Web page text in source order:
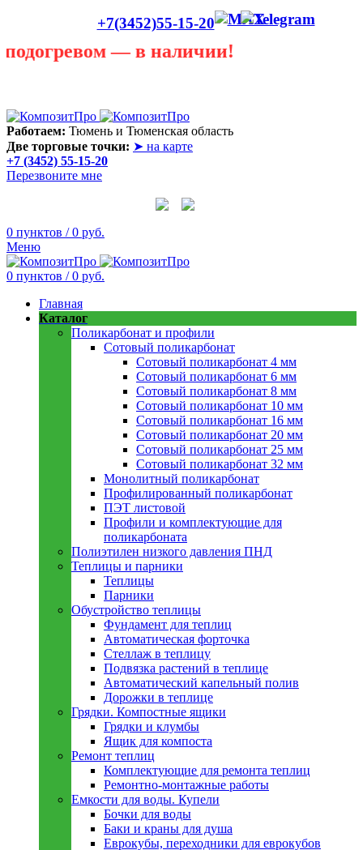
+7(3452)55-15-20
— в наличии!
Работаем: Тюмень и Тюменская область
Две торговые точки: ➤ на карте
+7 (3452) 55-15-20
Перезвоните мне
0 пунктов / 0 руб.
Меню
0 пунктов / 0 руб.
Главная
Каталог
Поликарбонат и профили
Сотовый поликарбонат
Сотовый поликарбонат 4 мм
Сотовый поликарбонат 6 мм
Сотовый поликарбонат 8 мм
Сотовый поликарбонат 10 мм
Сотовый поликарбонат 16 мм
Сотовый поликарбонат 20 мм
Сотовый поликарбонат 25 мм
Сотовый поликарбонат 32 мм
Монолитный поликарбонат
Профилированный поликарбонат
ПЭТ листовой
Профили и комплектующие для
поликарбоната
Полиэтилен низкого давления ПНД
Теплицы и парники
Теплицы
Парники
Обустройство теплицы
Фундамент для теплиц
Автоматическая форточка
Стеллаж в теплицу
Подвязка растений в теплице
Автоматический капельный полив
Дорожки в теплице
Грядки. Компостные ящики
Грядки и клумбы
Ящик для компоста
Ремонт теплиц
Комплектующие для ремонта теплиц
Ремонтно-монтажные работы
Емкости для воды. Купели
Бочки для воды
Баки и краны для душа
Еврокубы, переходники для еврокубов